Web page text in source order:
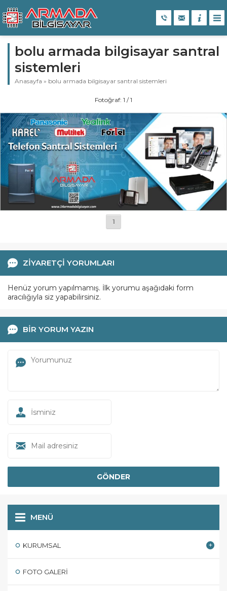
bolu armada bilgisayar santral
sistemleri
Anasayfa » bolu armada bilgisayar santral sistemleri
Fotoğraf: 1 / 1
1
ZİYARETÇİ YORUMLARI
Henüz yorum yapılmamış. İlk yorumu aşağıdaki form
aracılığıyla siz yapabilirsiniz.
BİR YORUM YAZIN
MENÜ
KURUMSAL
FOTO GALERI